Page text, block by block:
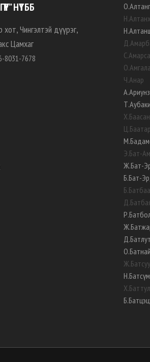
НҮТББ
хот, Чингэлтэй дүүрэг,
Цамхаг
8031-7678
О.
Н.
Н.
Д.
С.
О.
Ч.Анар
А.
Т.
Х.
Ц.
М.
Э.Бат-
Ж.Бат-
Б.Бат-
Б.
Д.
Р.
Ж.
Д.Батлут
О.
Ж.
Н.
Х.
Б.